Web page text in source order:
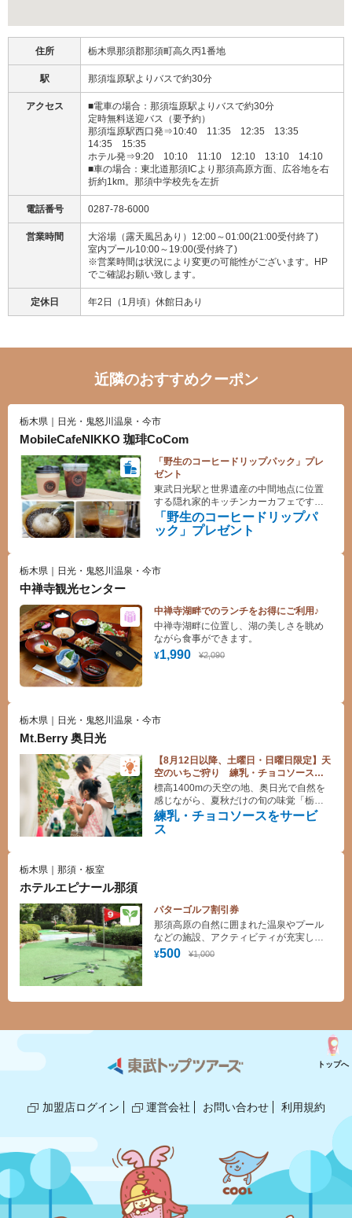
住所 栃木県那須郡那須町高久丙1番地
駅 那須塩原駅よりバスで約30分
アクセス
■電車の場合：那須塩原駅よりバスで約30分
定時無料送迎バス（要予約）
那須塩原駅西口発⇒10:40 11:35 12:35 13:35
14:35 15:35
ホテル発⇒9:20 10:10 11:10 12:10 13:10 14:10
■車の場合：東北道那須ICより那須高原方面、広谷地を右
折約1km。那須中学校先を左折
電話番号 0287-78-6000
営業時間
大浴場（露天風呂あり）12:00～01:00(21:00受付終了)
室内プール10:00～19:00(受付終了)
※営業時間は状況により変更の可能性がございます。HP
でご確認お願い致します。
定休日 年2日（1月頃）休館日あり
近隣のおすすめクーポン
栃木県｜日光・鬼怒川温泉・今市
MobileCafeNIKKO 珈琲CoCom
「野生のコーヒードリップパック」プレ
ゼント
「野生のコーヒードリップパ
ック」プレゼント
東武日光駅と世界遺産の中間地点に位置
する隠れ家的キッチンカーカフェです。
コーヒー・ラテ・ソーダ・パニーニなど
をお楽しみください。
栃木県｜日光・鬼怒川温泉・今市
中禅寺観光センター
中禅寺湖畔でのランチをお得にご利用♪
¥1,990 ¥2,090
中禅寺湖畔に位置し、湖の美しさを眺め
ながら食事ができます。
栃木県｜日光・鬼怒川温泉・今市
Mt.Berry 奥日光
【8月12日以降、土曜日・日曜日限定】天
空のいちご狩り 練乳・チョコソースサ
ービス♪
練乳・チョコソースをサービ
ス
標高1400mの天空の地、奥日光で自然を
感じながら、夏秋だけの旬の味覚「栃木
県限定品種なつおとめ」を30分間食べ放
題。
栃木県｜那須・板室
ホテルエピナール那須
パターゴルフ割引券
¥500 ¥1,000
那須高原の自然に囲まれた温泉やプール
などの施設、アクティビティが充実した
高原ゾートホテル
加盟店ログイン 運営会社 お問い合わせ 利用規約
トップへ